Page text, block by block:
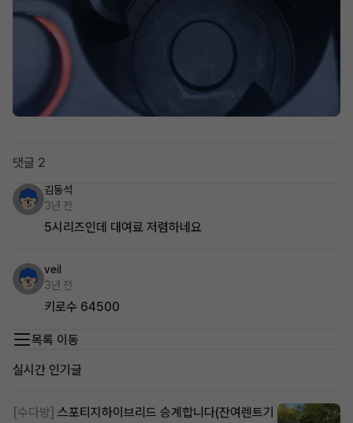
댓글 2
김동석
3년 전
5시리즈인데 대여료 저렴하네요
veil
3년 전
키로수 64500
목록 이동
실시간 인기글
[수다방] 스포티지하이브리드 승계합니다(잔여렌트기